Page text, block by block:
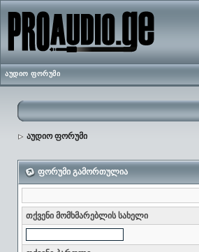
აუდიო ფორუმი
აუდიო ფორუმი
ფორუმი გამორთულია
თქვენი მომხმარებლის სახელი